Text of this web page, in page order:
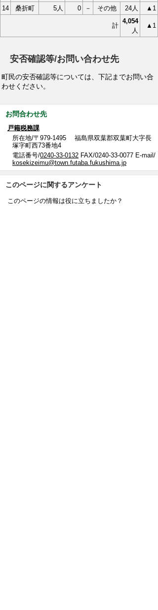
14
桑折町 5人 0 － その他 24人 ▲1
計
4,054
人
▲1
安否確認等/お問い合わせ先
町民の安否確認等については、下記までお問い合
わせください。
お問合わせ先
戸籍税務課
所在地/〒979-1495 福島県双葉郡双葉町大字長
塚字町西73番地4
電話番号/0240-33-0132 FAX/0240-33-0077 E-mail/
kosekizeimu@town.futaba.fukushima.jp
このページに関するアンケート
このページの情報は役に立ちましたか？